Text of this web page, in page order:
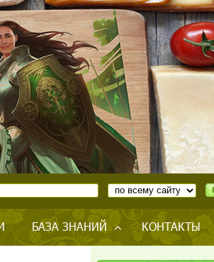
БАЗА ЗНАНИЙ КОНТАКТЫ